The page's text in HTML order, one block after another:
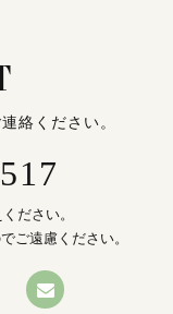
絡ください。
ださい。
ご遠慮ください。